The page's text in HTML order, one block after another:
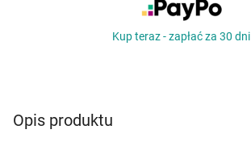
Marki
Kup teraz - zapłać za 30 dni
Opis produktu